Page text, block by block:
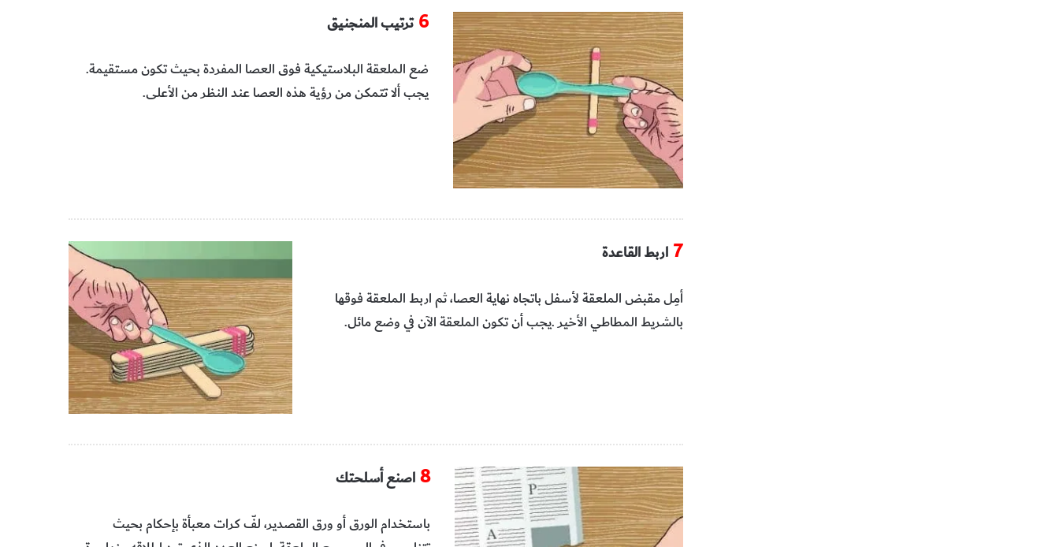
6 ترتيب‭ ‬المنجنيق
ضع‭ ‬الملعقة‭ ‬البلاستيكية‭ ‬فوق‭ ‬العصا‭ ‬المفردة‭ ‬بحيث‭ ‬تكون‭ ‬مستقيمة.
‬يجب‭ ‬ألا‭ ‬تتمكن‭ ‬من‭ ‬رؤية‭ ‬هذه‭ ‬العصا‭ ‬عند‭ ‬النظر‭ ‬من‭ ‬الأعلى‭.‬
7 اربط‭ ‬القاعدة
‬بالشريط‭ ‬المطاطي‭ ‬الأخير‭. ‬يجب‭ ‬أن‭ ‬تكون‭ ‬الملعقة‭ ‬الآن‭ ‬في‭ ‬وضع‭ ‬مائل‭.‬
8 اصنع‭ ‬أسلحتك